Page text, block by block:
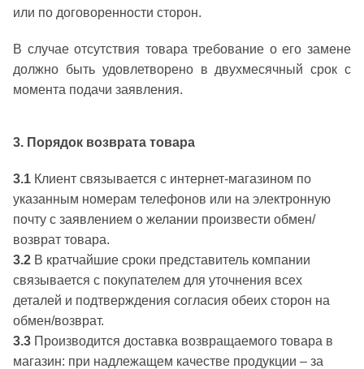
или по договоренности сторон.
В случае отсутствия товара требование о его замене
должно быть удовлетворено в двухмесячный срок с
момента подачи заявления.
3. Порядок возврата товара
3.1 Клиент связывается с интернет-магазином по
указанным номерам телефонов или на электронную
почту с заявлением о желании произвести обмен/
возврат товара.
3.2 В кратчайшие сроки представитель компании
связывается с покупателем для уточнения всех
деталей и подтверждения согласия обеих сторон на
обмен/возврат.
3.3 Производится доставка возвращаемого товара в
магазин: при надлежащем качестве продукции – за